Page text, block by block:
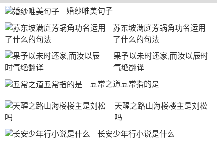
上联:灯月交辉，庆三元而开极;
下联:花树并茂，贺六合以同春。
上联:九陌连灯影;
下联:千门庆月华。
上联:有灯无月不娱人;
下联:有月无灯不算春。
上联:万户春灯报元夜;
上联:灯火万家，良宵美景;
婚纱唯美句子
苏东坡满庭芳蜗角功名运用
了什么的句法
果予以未时还家,而汝以辰时
气绝翻译
五常之道五常指的是
天醒之路山海楼楼主是刘松
吗
长安少年行小说是什么